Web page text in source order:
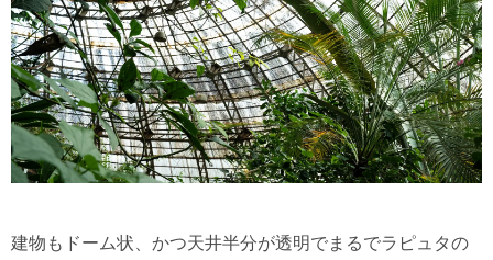
建物もドーム状、かつ天井半分が透明でまるでラピュタの